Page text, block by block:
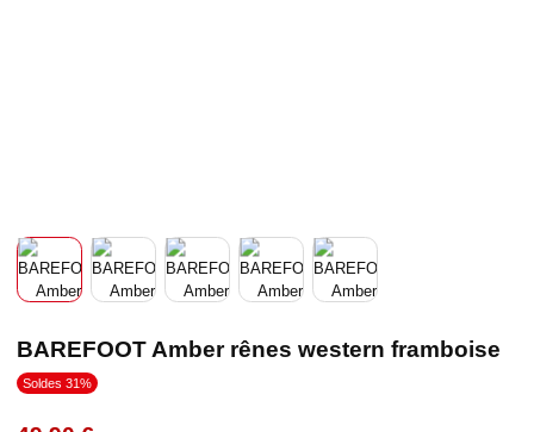
BAREFOOT Amber rênes western framboise
Soldes 31%